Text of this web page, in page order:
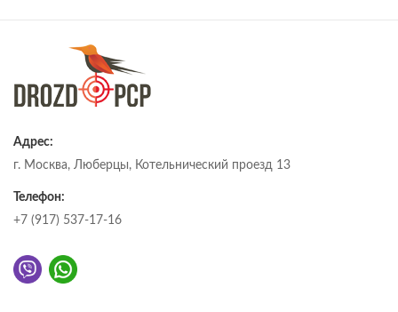
Адрес:
г. Москва, Люберцы, Котельнический проезд 13
Телефон:
+7 (917) 537-17-16